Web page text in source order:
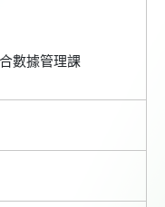
數據管理課